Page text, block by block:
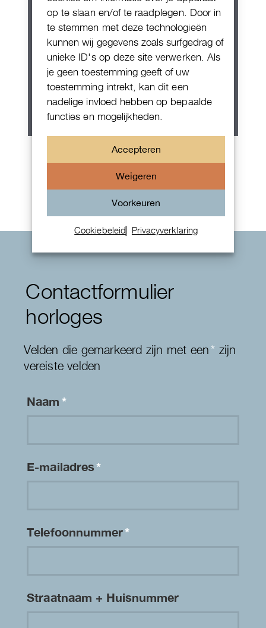
op te slaan en/of te raadplegen. Door in
te stemmen met deze technologieën
kunnen wij gegevens zoals surfgedrag of
unieke ID's op deze site verwerken. Als
je geen toestemming geeft of uw
toestemming intrekt, kan dit een
nadelige invloed hebben op bepaalde
functies en mogelijkheden.
Accepteren
Weigeren
Voorkeuren
Cookiebeleid Privacyverklaring
Patek Philippe Annual Calendar
Chornograaf
Contactformulier
horloges
Velden die gemarkeerd zijn met een* zijn
vereiste velden
Naam*
E-mailadres*
Telefoonnummer*
Straatnaam + Huisnummer